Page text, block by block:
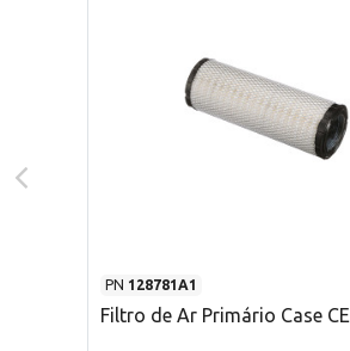
PN 128781A1
Filtro de Ar Primário Case CE